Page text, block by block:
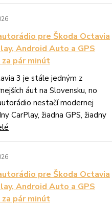
pre Škoda Octavia
Android Auto a GPS
za pár minút
3 je stále jedným z
áut na Slovensku, no
nestačí modernej
CarPlay, žiadna GPS, žiadny
pre Škoda Octavia
Android Auto a GPS
za pár minút